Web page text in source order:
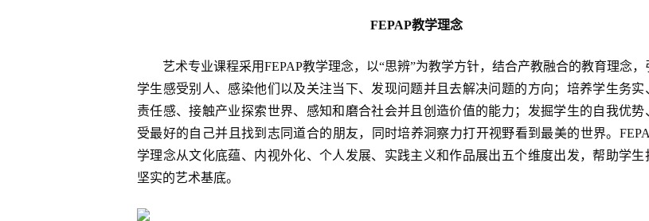
FEPAP教学理念
艺术专业课程采用FEPAP教学理念，以“思辨”为教学方针，结合产教融合的教育理念，
学生感受别人、感染他们以及关注当下、发现问题并且去解决问题的方向；培养学生务实
责任感、接触产业探索世界、感知和磨合社会并且创造价值的能力；发掘学生的自我优势
受最好的自己并且找到志同道合的朋友，同时培养洞察力打开视野看到最美的世界。
学理念从文化底蕴、内视外化、个人发展、实践主义和作品展出五个维度出发，帮助学生
坚实的艺术基底。